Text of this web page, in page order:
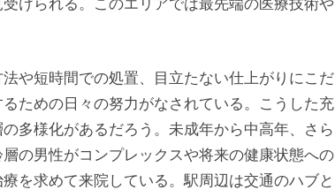
や短時間での処置、目立たない仕上がりにこだ
ための日々の努力がなされている。こうした充
多様化があるだろう。未成年から中高年、さら
の男性がコンプレックスや将来の健康状態への
を求めて来院している。駅周辺は交通のハブと